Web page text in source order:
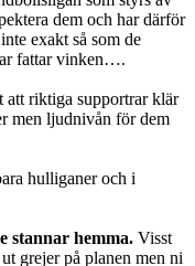
dem och har därför
exakt så som de
fattar vinken….
att riktiga supportrar klär
men ljudnivån för dem
hulliganer och i
stannar hemma. Visst
grejer på planen men ni